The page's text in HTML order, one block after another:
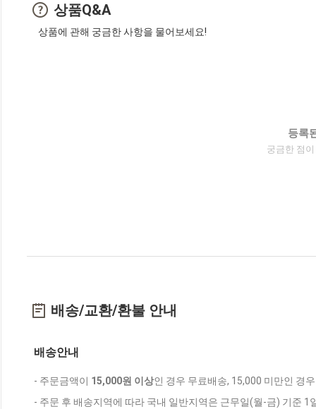
상품Q&A
상품에 관해 궁금한 사항을 물어보세요!
등록
궁금한 점
배송/교환/환불 안내
배송안내
- 주문금액이 15,000원 이상인 경우 무료배송, 15,000 미만인 경
- 주문 후 배송지역에 따라 국내 일반지역은 근무일(월-금) 기준